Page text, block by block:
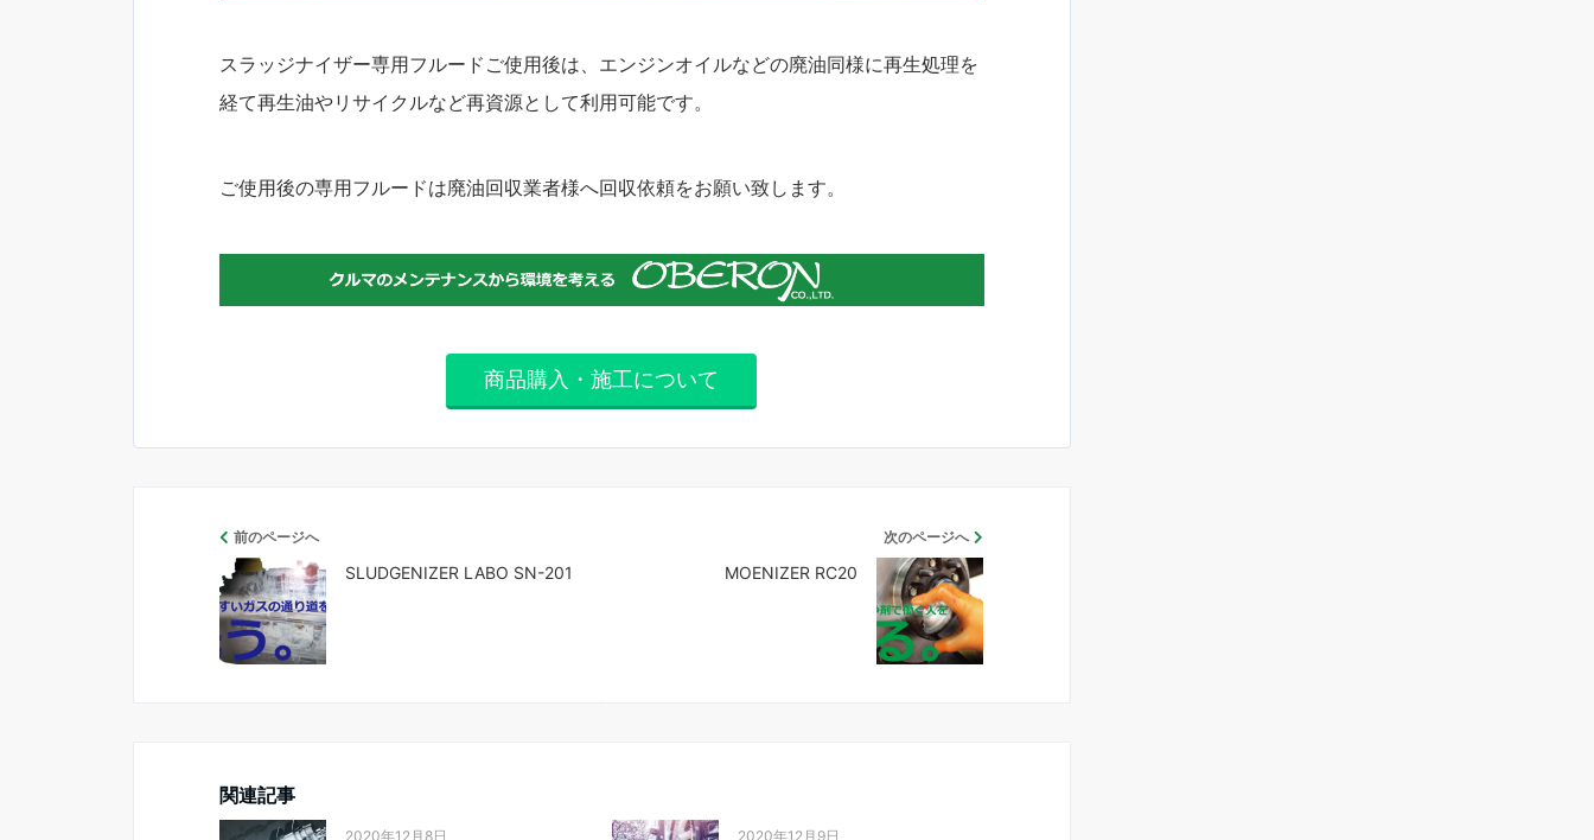
スラッジナイザー専用フルードご使用後は、エンジンオイルなどの廃油同様に再生処理を
経て再生油やリサイクルなど再資源として利用可能です。
ご使用後の専用フルードは廃油回収業者様へ回収依頼をお願い致します。
商品購入・施工について
前のページへ
SLUDGENIZER LABO SN-201
次のページへ
MOENIZER RC20
関連記事
2020年12月8日 2020年12月9日